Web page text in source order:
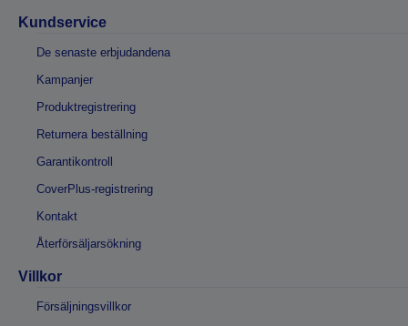
Kundservice
De senaste erbjudandena
Kampanjer
Produktregistrering
Returnera beställning
Garantikontroll
CoverPlus-registrering
Kontakt
Återförsäljarsökning
Villkor
Försäljningsvillkor